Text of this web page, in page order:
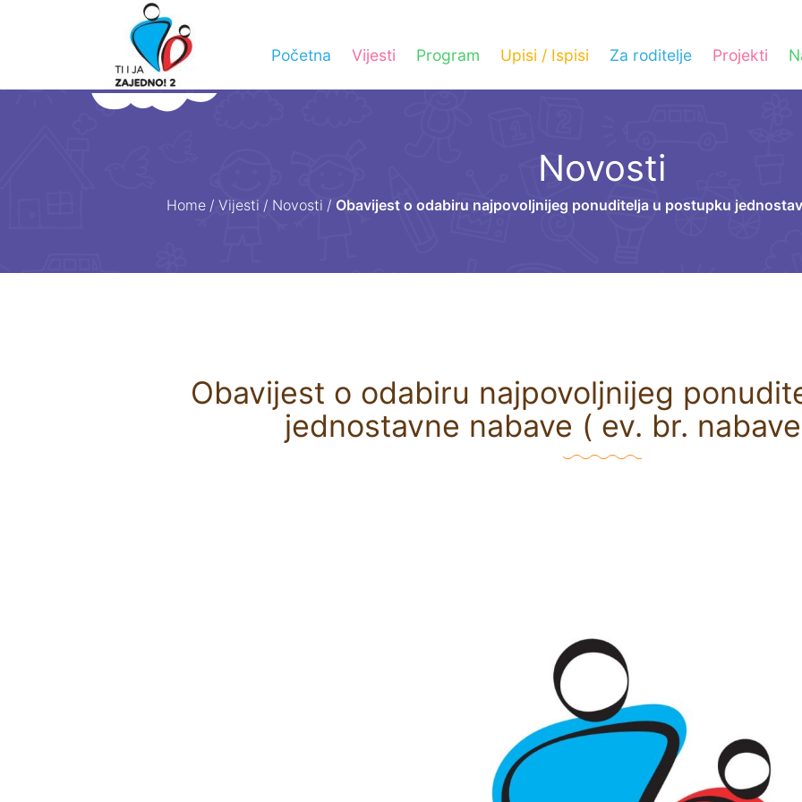
Početna Vijesti Program Upisi / Ispisi Za roditelje Projekti
Novosti
Home / Vijesti / Novosti / Obavijest o odabiru najpovoljnijeg ponuditelja u postupku
Obavijest o odabiru najpovoljnijeg
jednostavne nabave ( ev. br.